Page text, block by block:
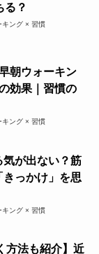
る？
キング × 習慣
朝ウォーキン
効果｜習慣の
キング × 習慣
気が出ない？筋
きっかけ」を思
キング × 習慣
方法も紹介】近